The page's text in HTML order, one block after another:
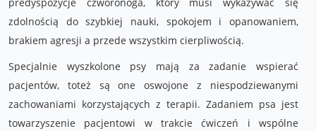
zdolnością do szybkiej nauki, spokojem i opanowaniem,
brakiem agresji a przede wszystkim cierpliwością.
Specjalnie wyszkolone psy mają za zadanie wspierać
pacjentów, toteż są one oswojone z niespodziewanymi
zachowaniami korzystających z terapii. Zadaniem psa jest
towarzyszenie pacjentowi w trakcie ćwiczeń i wspólne